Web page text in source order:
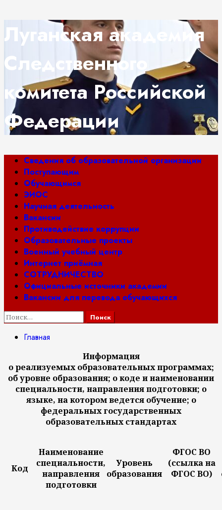
Перейти
к
содержимому
Луганская академия
Следственного
комитета Российской
Федерации
Основное
меню
Сведения об образовательной организации
Поступающим
Обучающимся
ЭИОС
Научная деятельность
Вакансии
Противодействие коррупции
Образовательные проекты
Военный учебный центр
Интернет приёмная
СОТРУДНИЧЕСТВО
Официальные источники академии
Вакансии для перевода обучающихся
Найти:
Главная
Информация
о реализуемых образовательных программах;
об уровне образования; о коде и наименовании
специальности, направления подготовки; о
языке, на котором ведется обучение; о
федеральных государственных
образовательных стандартах
Код
Наименование
специальности,
направления
подготовки
Уровень
образования
ФГОС ВО
(ссылка на
ФГОС ВО)